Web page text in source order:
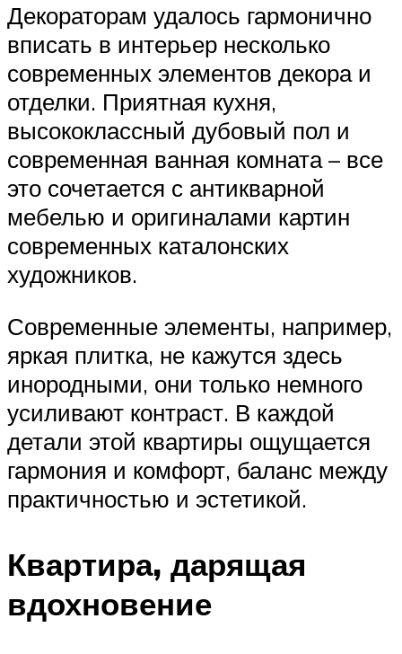
Декораторам удалось гармонично
вписать в интерьер несколько
современных элементов декора и
отделки. Приятная кухня,
высококлассный дубовый пол и
современная ванная комната – все
это сочетается с антикварной
мебелью и оригиналами картин
современных каталонских
художников.
Современные элементы, например,
яркая плитка, не кажутся здесь
инородными, они только немного
усиливают контраст. В каждой
детали этой квартиры ощущается
гармония и комфорт, баланс между
практичностью и эстетикой.
Квартира, дарящая
вдохновение